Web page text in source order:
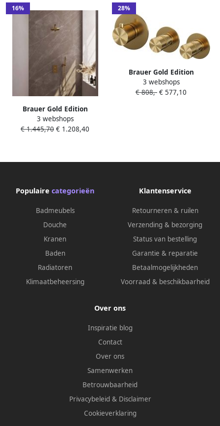
16%
Brauer Gold Edition
thermostatische inbouw
regendouche 3-weg
muurarm en 3-standen
goud geborsteld PVD
3 webshops
€ 1.445,70 € 1.208,40
28%
Brauer Gold Edition
inbouwthermostaat met
inbouwdeel 3 gladde
3 webshops
€ 808,- € 577,10
Populaire categorieën
Badmeubels
Douche
Kranen
Baden
Radiatoren
Klimaatbeheersing
Klantenservice
Retourneren & ruilen
Verzending & bezorging
Status van bestelling
Garantie & reparatie
Betaalmogelijkheden
Voorraad & beschikbaarheid
Over ons
Inspiratie blog
Contact
Over ons
Samenwerken
Betrouwbaarheid
Privacybeleid & Disclaimer
Cookieverklaring